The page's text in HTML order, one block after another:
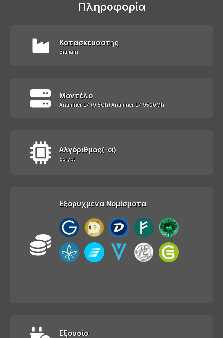
Πληροφορία
Κατασκευαστής
Bitmain
Μοντέλο
Antminer L7 (9.5Gh) Antminer L7 9500Mh
Αλγόριθμος(-οι)
Scrypt
Εξορυχμένα Νομίσματα
Εξουσία